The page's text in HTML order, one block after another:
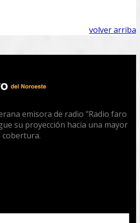
volver arriba
emisora de radio "Radio faro
su proyección hacia una mayor
cobertura.